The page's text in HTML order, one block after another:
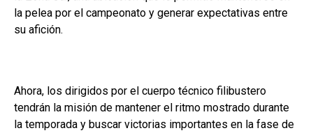
la pelea por el campeonato y generar expectativas entre
su afición.
Ahora, los dirigidos por el cuerpo técnico filibustero
tendrán la misión de mantener el ritmo mostrado durante
la temporada y buscar victorias importantes en la fase de